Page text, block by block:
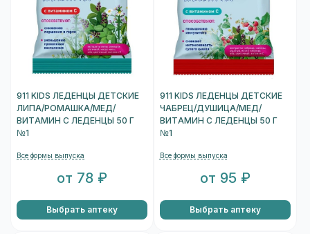
911 KIDS ЛЕДЕНЦЫ ДЕТСКИЕ
ЛИПА/РОМАШКА/МЕД/
ВИТАМИН С ЛЕДЕНЦЫ 50 Г
№1
Все формы выпуска
от 78 ₽
Выбрать аптеку
911 KIDS ЛЕДЕНЦЫ ДЕТСКИЕ
ЧАБРЕЦ/ДУШИЦА/МЕД/
ВИТАМИН С ЛЕДЕНЦЫ 50 Г
№1
Все формы выпуска
от 95 ₽
Выбрать аптеку